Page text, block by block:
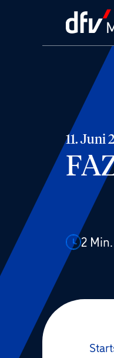
11. Juni
2 Min.